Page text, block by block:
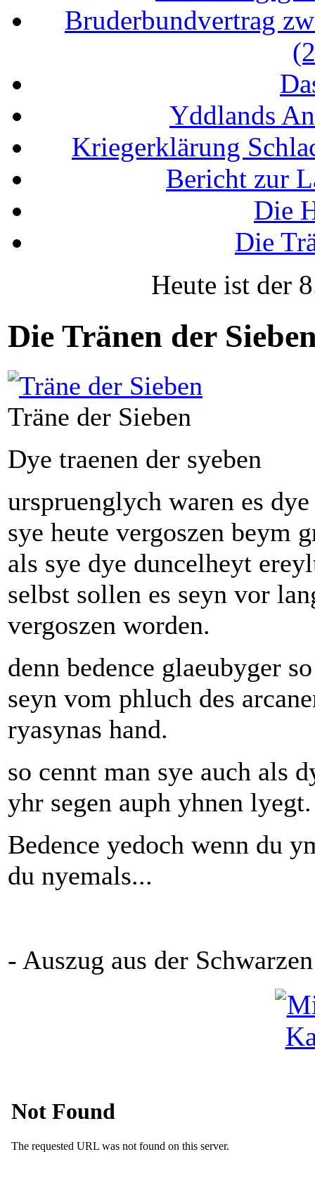
Bruderbundvertrag
Yddlands
Kriegerklärung
Bericht zur
Die
Die
Heute ist der
Die Tränen der
Träne der Sieben
Dye traenen der syeben
urspruenglych waren es
sye heute vergoszen beym
als sye dye duncelheyt
selbst sollen es seyn vor
vergoszen worden.
denn bedence glaeubyger
seyn vom phluch des
ryasynas hand.
so cennt man sye auch als
yhr segen auph yhnen lyegt.
Bedence yedoch wenn du
du nyemals...
- Auszug aus der